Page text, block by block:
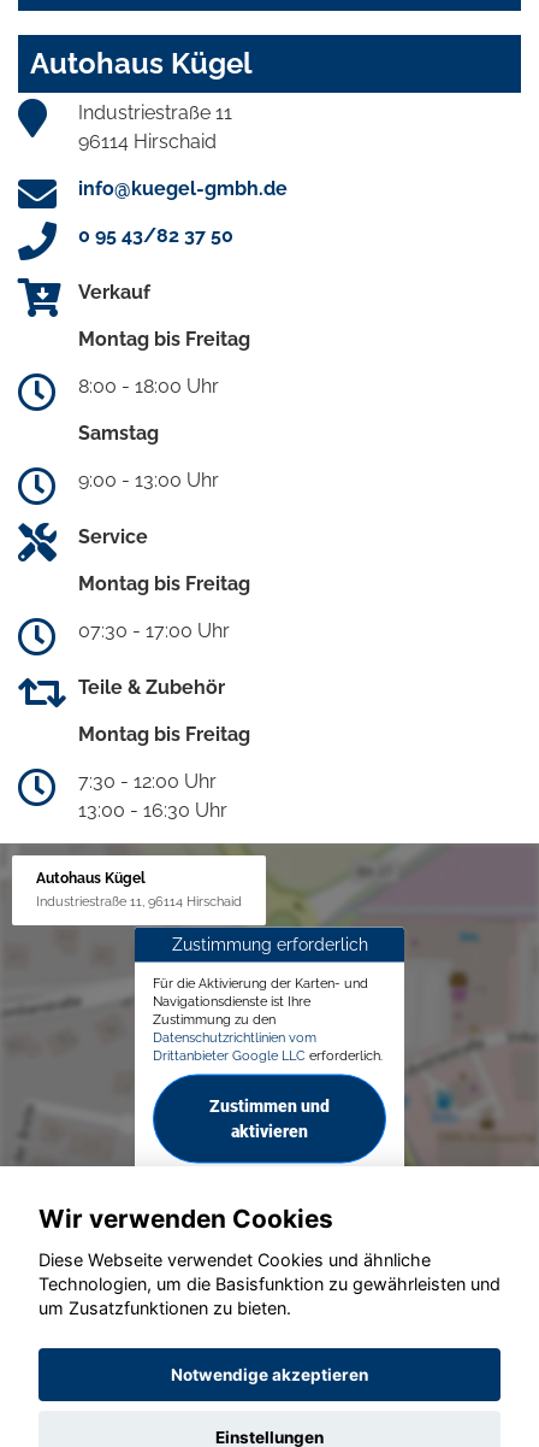
Autohaus Kügel
Industriestraße 11
96114 Hirschaid
info@kuegel-gmbh.de
0 95 43/82 37 50
Verkauf
Montag bis Freitag
8:00 - 18:00 Uhr
Samstag
9:00 - 13:00 Uhr
Service
Montag bis Freitag
07:30 - 17:00 Uhr
Teile & Zubehör
Montag bis Freitag
7:30 - 12:00 Uhr
13:00 - 16:30 Uhr
Autohaus Kügel
Industriestraße 11, 96114 Hirschaid
Zustimmung erforderlich
Für die Aktivierung der Karten- und
Navigationsdienste ist Ihre
Zustimmung zu den
Datenschutzrichtlinien vom
Drittanbieter Google LLC erforderlich.
Zustimmen und
aktivieren
© konjunkturmotor.de GmbH 2020 - 2026
Wir verwenden Cookies
Diese Webseite verwendet Cookies und ähnliche
Technologien, um die Basisfunktion zu gewährleisten und
um Zusatzfunktionen zu bieten.
Notwendige akzeptieren
Einstellungen